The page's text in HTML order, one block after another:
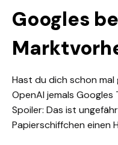
Googles
Hast du dich schon mal
OpenAI jemals
Spoiler: Das ist
Papierschiffchen einen